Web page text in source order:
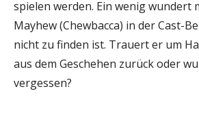
spielen werden. Ein wenig wundert
Mayhew (Chewbacca) in der Cast-
nicht zu finden ist. Trauert er um
aus dem Geschehen zurück oder
vergessen?